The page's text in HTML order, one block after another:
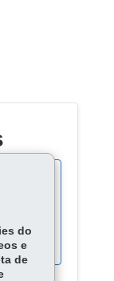
do
e
de